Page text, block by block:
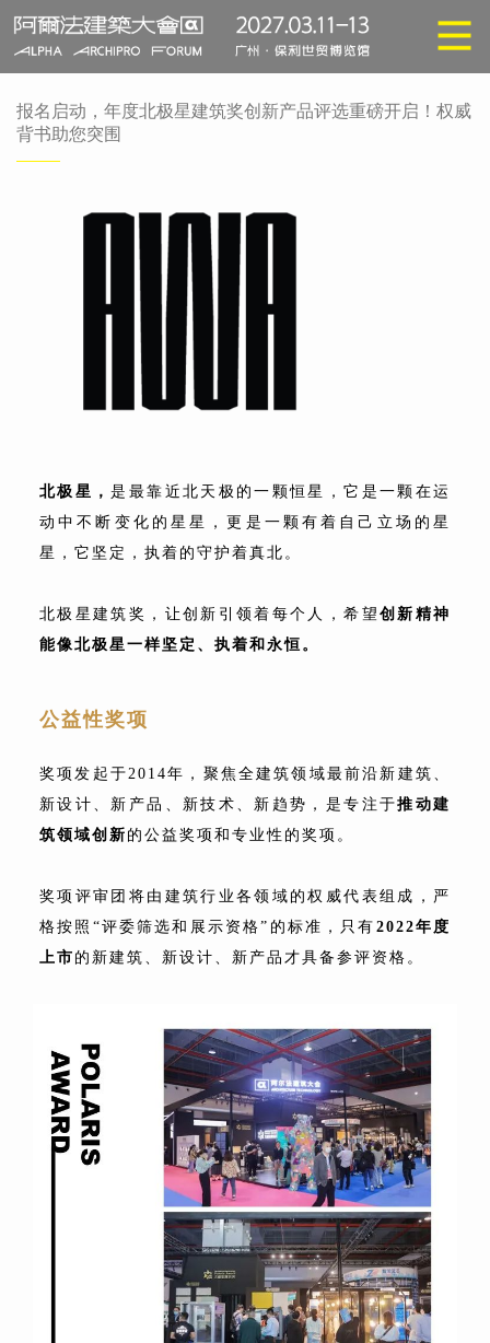
报名启动，年度北极星建筑奖创新产品评选重磅开启！权威
背书助您突围
北极星，是最靠近北天极的一颗恒星，它是一颗在运
动中不断变化的星星，更是一颗有着自己立场的星
星，它坚定，执着的守护着真北。
北极星建筑奖，让创新引领着每个人，希望 创新精神
能像北极星一样坚定、执着和永恒。
公益性奖项
奖项发起于2014年，聚焦全建筑领域最前沿新建筑、
新设计、新产品、新技术、新趋势，是专注于推动建
筑领域创新 的公益奖项和专业性的奖项。
奖项评审团将由建筑行业各领域的权威代表组成，严
格按照“评委筛选和展示资格”的标准，只有 2022年 度
上市 的新建筑、新设计、新产品才具备参评资格。